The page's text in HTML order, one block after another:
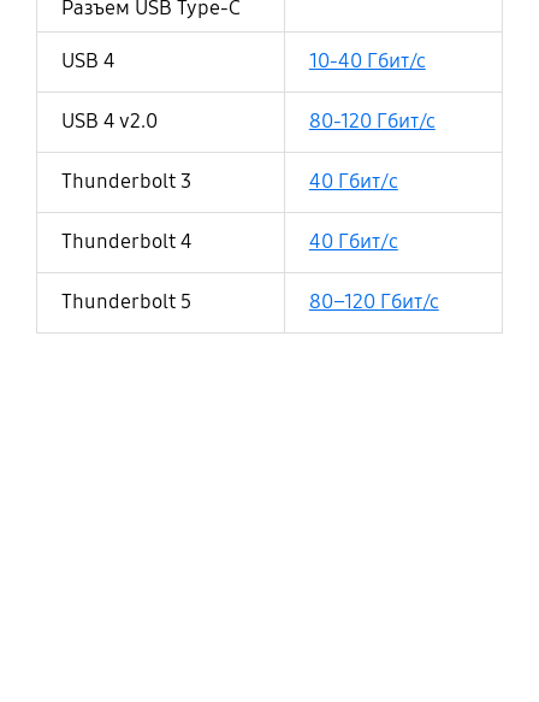
Разъем USB Type-C
USB 4 10-40 Гбит/с
USB 4 v2.0 80-120 Гбит/с
Thunderbolt 3 40 Гбит/c
Thunderbolt 4 40 Гбит/c
Thunderbolt 5 80–120 Гбит/с